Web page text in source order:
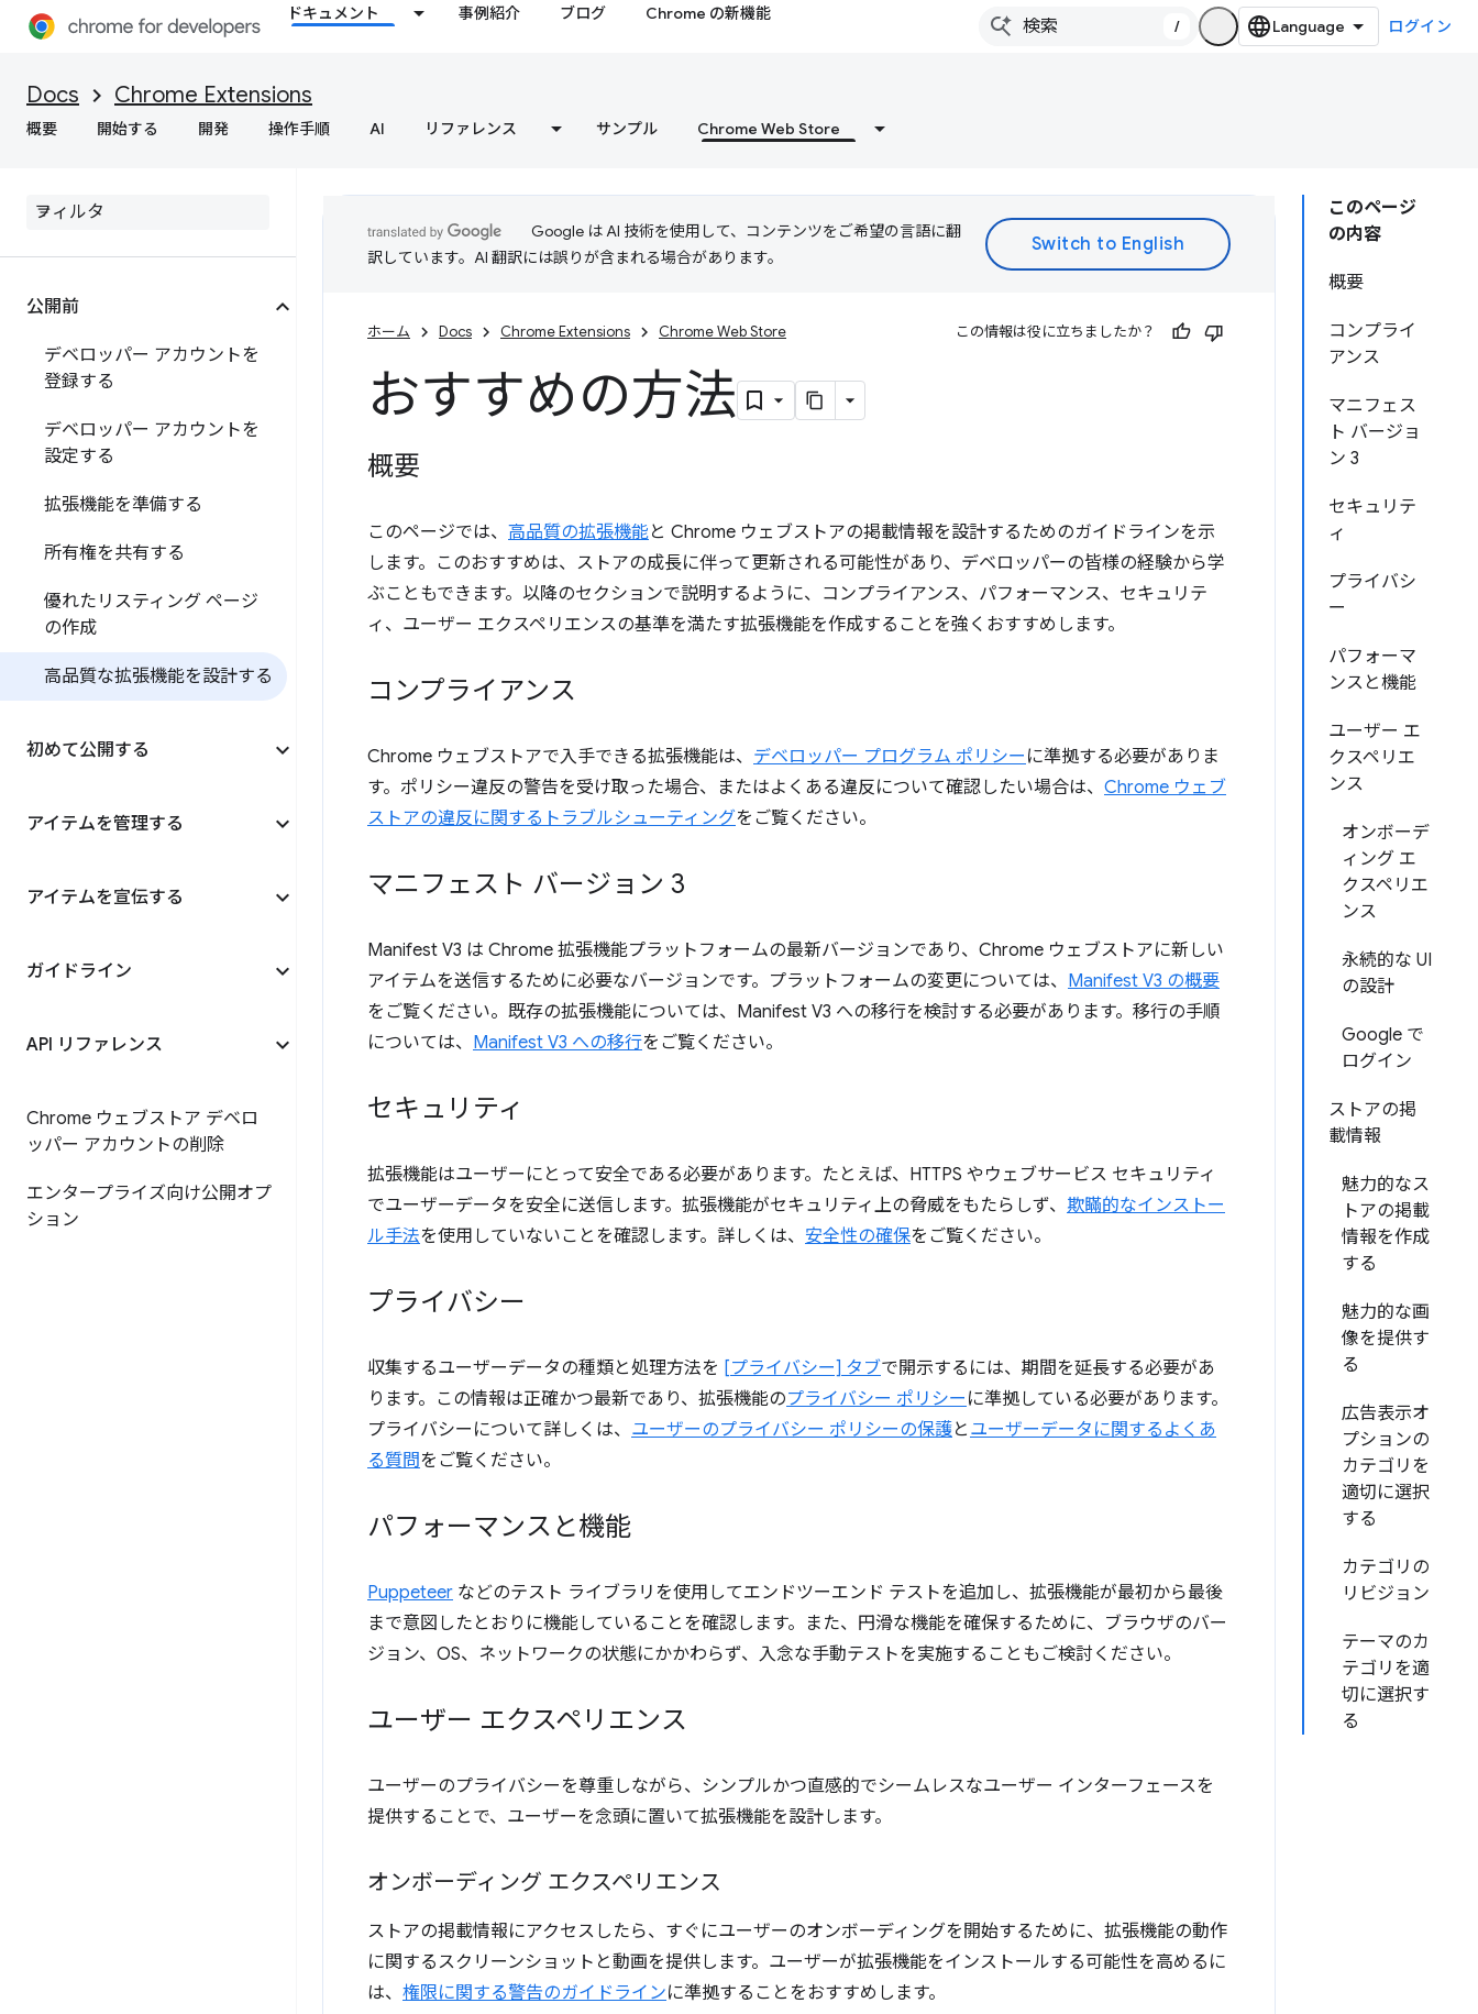
ドキュメント 事例紹介 ブログ Chrome の新機能
/ ログイン
Docs Chrome Extensions
概要 開始する 開発 操作手順 AI リファレンス サンプル Chrome Web Store
公開前
デベロッパー アカウントを
登録する
デベロッパー アカウントを
設定する
拡張機能を準備する
所有権を共有する
優れたリスティング ページ
の作成
高品質な拡張機能を設計する
初めて公開する
アイテムを管理する
アイテムを宣伝する
ガイドライン
API リファレンス
Chrome ウェブストア デベロ
ッパー アカウントの削除
エンタープライズ向け公開オプ
ション
このページ
の内容
概要
コンプライ
アンス
マニフェス
ト バージョ
ン 3
セキュリテ
ィ
プライバシ
ー
パフォーマ
ンスと機能
ユーザー エ
クスペリエ
ンス
オンボーデ
ィング エ
クスペリエ
ンス
永続的な UI
の設計
Google で
ログイン
ストアの掲
載情報
魅力的なス
トアの掲載
情報を作成
する
魅力的な画
像を提供す
る
広告表示オ
プションの
カテゴリを
適切に選択
する
カテゴリの
リビジョン
テーマのカ
テゴリを適
切に選択す
る
Google は AI 技術を使用して、コンテンツをご希望の言語に翻
訳しています。AI 翻訳には誤りが含まれる場合があります。
ホーム Docs Chrome Extensions Chrome Web Store この情報は役に立ちましたか？
おすすめの方法
概要
このページでは、 高品質の拡張機能と Chrome ウェブストアの掲載情報を設計するためのガイドラインを示
します。このおすすめは、ストアの成長に伴って更新される可能性があり、デベロッパーの皆様の経験から学
ぶこともできます。以降のセクションで説明するように、コンプライアンス、パフォーマンス、セキュリテ
ィ、ユーザー エクスペリエンスの基準を満たす拡張機能を作成することを強くおすすめします。
コンプライアンス
Chrome ウェブストアで入手できる拡張機能は、 デベロッパー プログラム ポリシー に準拠する必要がありま
す。ポリシー違反の警告を受け取った場合、またはよくある違反について確認したい場合は、 Chrome ウェブ
ストアの違反に関するトラブルシューティングをご覧ください。
マニフェスト バージョン 3
Manifest V3 は Chrome 拡張機能プラットフォームの最新バージョンであり、Chrome ウェブストアに新しい
アイテムを送信するために必要なバージョンです。プラットフォームの変更については、 Manifest V3 の概要
をご覧ください。既存の拡張機能については、Manifest V3 への移行を検討する必要があります。移行の手順
については、 Manifest V3 への移行をご覧ください。
セキュリティ
拡張機能はユーザーにとって安全である必要があります。たとえば、HTTPS やウェブサービス セキュリティ
でユーザーデータを安全に送信します。拡張機能がセキュリティ上の脅威をもたらしず、 欺瞞的なインストー
ル手法を使用していないことを確認します。詳しくは、 安全性の確保をご覧ください。
プライバシー
収集するユーザーデータの種類と処理方法を [プライバシー] タブで開示するには、期間を延長する必要があ
ります。この情報は正確かつ最新であり、拡張機能のプライバシー ポリシー に準拠している必要があります。
プライバシーについて詳しくは、 ユーザーのプライバシー ポリシーの保護と ユーザーデータに関するよくあ
る質問をご覧ください。
パフォーマンスと機能
Puppeteer などのテスト ライブラリを使用してエンドツーエンド テストを追加し、拡張機能が最初から最後
まで意図したとおりに機能していることを確認します。また、円滑な機能を確保するために、ブラウザのバー
ジョン、OS、ネットワークの状態にかかわらず、入念な手動テストを実施することもご検討ください。
ユーザー エクスペリエンス
ユーザーのプライバシーを尊重しながら、シンプルかつ直感的でシームレスなユーザー インターフェースを
提供することで、ユーザーを念頭に置いて拡張機能を設計します。
オンボーディング エクスペリエンス
ストアの掲載情報にアクセスしたら、すぐにユーザーのオンボーディングを開始するために、拡張機能の動作
に関するスクリーンショットと動画を提供します。ユーザーが拡張機能をインストールする可能性を高めるに
は、 権限に関する警告のガイドラインに準拠することをおすすめします。